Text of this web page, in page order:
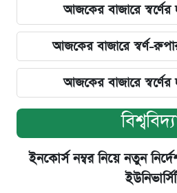
আজকের বাজারে
আজকের বাজারে স্বর্ণ-
আজকের বাজারে
ইনকোর্স নম্বর নিয়ে নতুন